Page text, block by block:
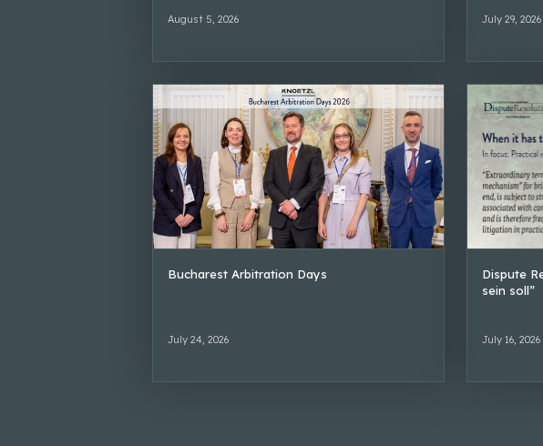
August 5, 2026 July 29, 2026
Bucharest Arbitration Days
July 24, 2026
Dispute
sein soll”
July 16, 2026